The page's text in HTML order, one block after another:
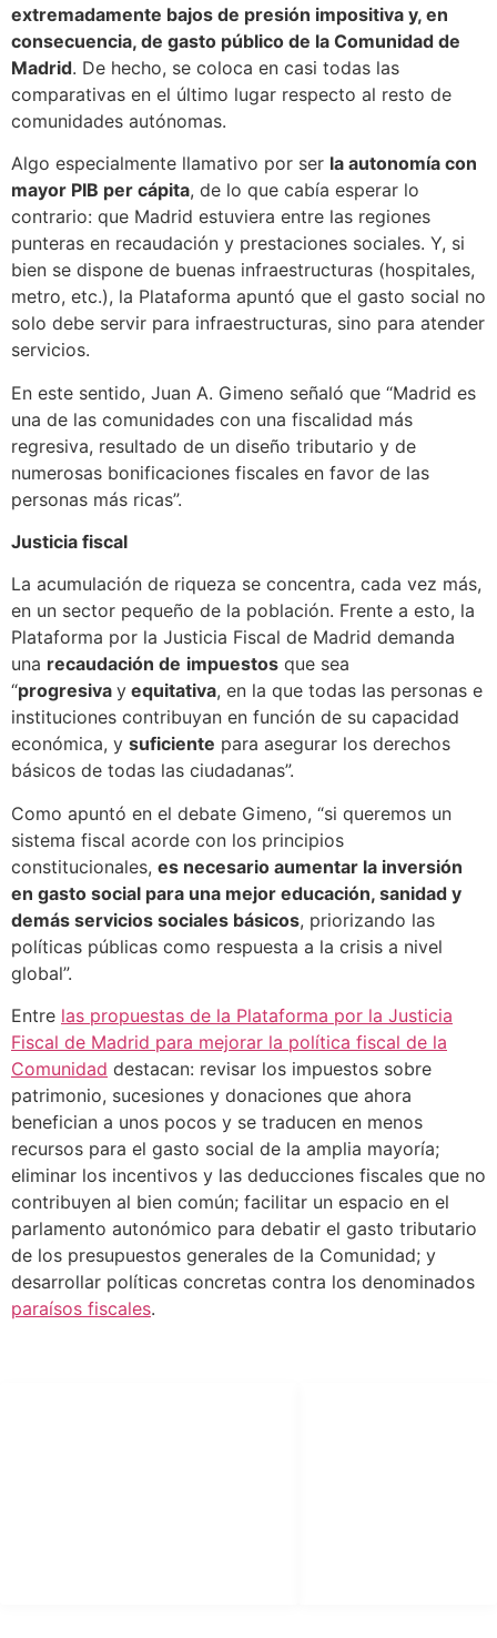
extremadamente bajos de presión impositiva y, en
consecuencia, de gasto público de la Comunidad de
Madrid. De hecho, se coloca en casi todas las
comparativas en el último lugar respecto al resto de
comunidades autónomas.
Algo especialmente llamativo por ser la autonomía con
mayor PIB per cápita, de lo que cabía esperar lo
contrario: que Madrid estuviera entre las regiones
punteras en recaudación y prestaciones sociales. Y, si
bien se dispone de buenas infraestructuras (hospitales,
metro, etc.), la Plataforma apuntó que el gasto social no
solo debe servir para infraestructuras, sino para atender
servicios.
En este sentido, Juan A. Gimeno señaló que “Madrid es
una de las comunidades con una fiscalidad más
regresiva, resultado de un diseño tributario y de
numerosas bonificaciones fiscales en favor de las
personas más ricas”.
Justicia fiscal
La acumulación de riqueza se concentra, cada vez más,
en un sector pequeño de la población. Frente a esto, la
Plataforma por la Justicia Fiscal de Madrid demanda
una recaudación de impuestos que sea
“progresiva y equitativa, en la que todas las personas e
instituciones contribuyan en función de su capacidad
económica, y suficiente para asegurar los derechos
básicos de todas las ciudadanas”.
Como apuntó en el debate Gimeno, “si queremos un
sistema fiscal acorde con los principios
constitucionales, es necesario aumentar la inversión
en gasto social para una mejor educación, sanidad y
demás servicios sociales básicos, priorizando las
políticas públicas como respuesta a la crisis a nivel
global”.
Entre las propuestas de la Plataforma por la Justicia
Fiscal de Madrid para mejorar la política fiscal de la
Comunidad destacan: revisar los impuestos sobre
patrimonio, sucesiones y donaciones que ahora
benefician a unos pocos y se traducen en menos
recursos para el gasto social de la amplia mayoría;
eliminar los incentivos y las deducciones fiscales que no
contribuyen al bien común; facilitar un espacio en el
parlamento autonómico para debatir el gasto tributario
de los presupuestos generales de la Comunidad; y
desarrollar políticas concretas contra los denominados
paraísos fiscales.